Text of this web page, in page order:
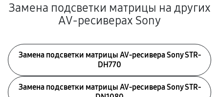
Замена подсветки матрицы на других
AV-ресиверах Sony
Замена подсветки матрицы AV-ресивера Sony STR-
DH770
Замена подсветки матрицы AV-ресивера Sony STR-